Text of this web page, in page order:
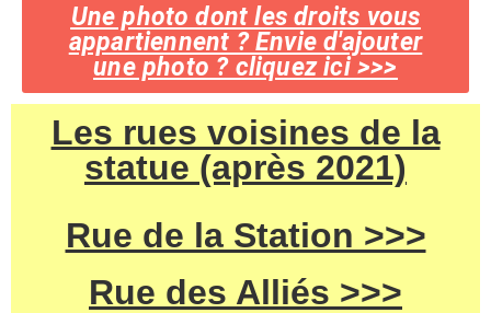
Une photo dont les droits vous
appartiennent ? Envie d'ajouter
une photo ? cliquez ici >>>
Les rues voisines de la
statue (après 2021)
Rue de la Station >>>
Rue des Alliés >>>